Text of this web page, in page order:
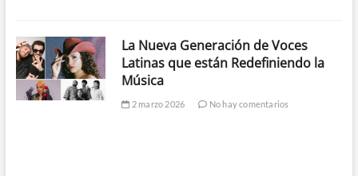
La Nueva Generación de Voces
Latinas que están Redefiniendo la
Música
2 marzo 2026 No hay comentarios